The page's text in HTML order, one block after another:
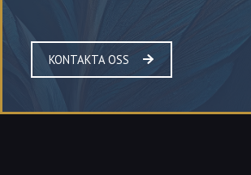
KONTAKTA OSS